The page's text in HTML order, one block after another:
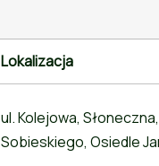
Lokalizacja
ul. Kolejowa,
Sobieskiego, Osiedle